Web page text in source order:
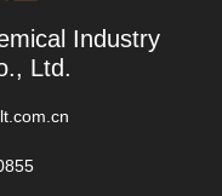
Industry
Ltd.